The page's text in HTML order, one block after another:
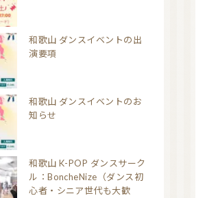
和歌山 ダンスイベントの出
演要項
和歌山 ダンスイベントのお
知らせ
和歌山 K-POP ダンスサーク
ル：BoncheNize（ダンス初
心者・シニア世代も大歓